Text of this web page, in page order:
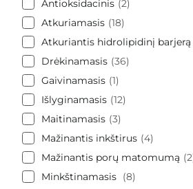
Antioksidacinis 2
Atkuriamasis 18
Atkuriantis hidrolipidinį barjerą
Drėkinamasis 36
Gaivinamasis 1
Išlyginamasis 12
Maitinamasis 3
Mažinantis inkštirus 4
Mažinantis porų matomumą
2
Minkštinamasis
8